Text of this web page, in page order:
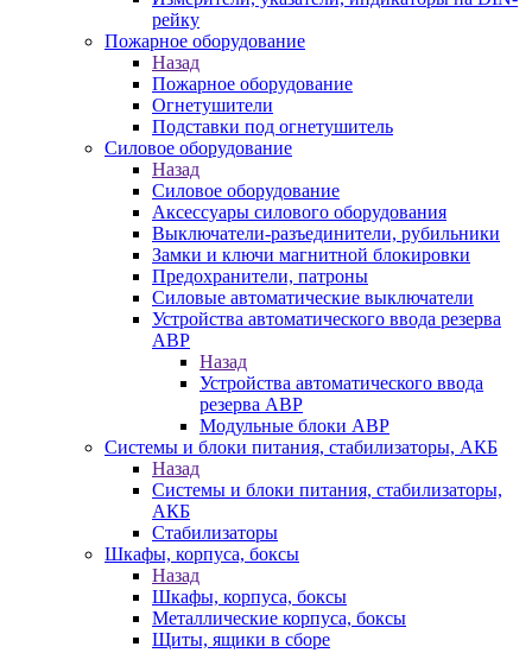
рейку
Пожарное оборудование
Назад
Пожарное оборудование
Огнетушители
Подставки под огнетушитель
Силовое оборудование
Назад
Силовое оборудование
Аксессуары силового оборудования
Выключатели-разъединители, рубильники
Замки и ключи магнитной блокировки
Предохранители, патроны
Силовые автоматические выключатели
Устройства автоматического ввода резерва
АВР
Назад
Устройства автоматического ввода
резерва АВР
Модульные блоки АВР
Системы и блоки питания, стабилизаторы, АКБ
Назад
Системы и блоки питания, стабилизаторы,
АКБ
Стабилизаторы
Шкафы, корпуса, боксы
Назад
Шкафы, корпуса, боксы
Металлические корпуса, боксы
Щиты, ящики в сборе